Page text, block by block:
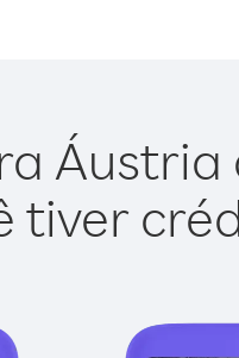
Áustria
tiver